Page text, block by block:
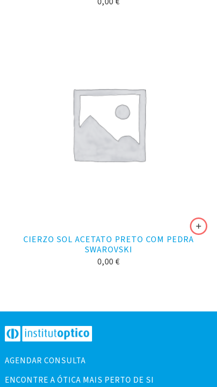
CIERZO SOL ACETATO PRETO COM PEDRA
SWAROVSKI
0,00 €
AGENDAR CONSULTA
ENCONTRE A ÓTICA MAIS PERTO DE SI